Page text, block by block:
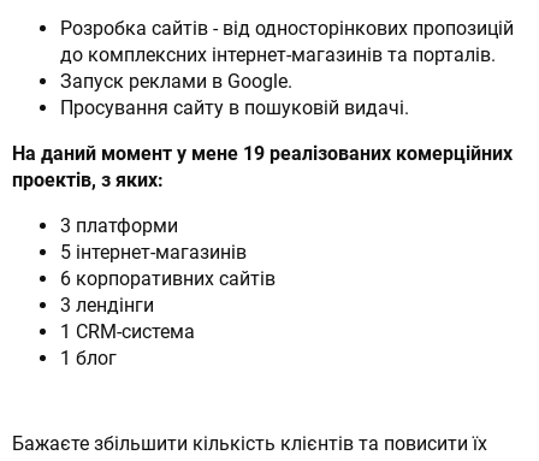
Розробка сайтів - від односторінкових пропозицій
до комплексних інтернет-магазинів та порталів.
Запуск реклами в Google.
Просування сайту в пошуковій видачі.
На даний момент у мене 19 реалізованих комерційних
проектів, з яких:
3 платформи
5 інтернет-магазинів
6 корпоративних сайтів
3 лендінги
1 CRM-система
1 блог
Бажаєте збільшити кількість клієнтів та повисити їх